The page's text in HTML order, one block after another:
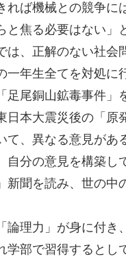
れば機械との競争
と焦る必要はない」
、正解のない社会
年生全てを対処に
尾銅山鉱毒事件」
本大震災後の「原
て、異なる意見があ
分の意見を構築し
新聞を読み、世の
論理力」が身に付
部で習得するとし